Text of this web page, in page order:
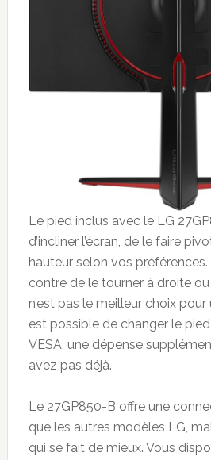
Le pied inclus avec le LG
d’incliner l’écran, de le faire
hauteur selon vos
contre de le tourner à droite
n’est pas le meilleur choix
est possible de changer le
VESA, une dépense
avez pas déjà.
Le 27GP850-B offre une
que les autres modèles LG,
qui se fait de mieux. Vous